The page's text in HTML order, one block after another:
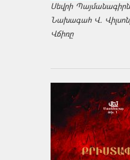
Սեվրի
Նախագահ Վ.
Վճիռը